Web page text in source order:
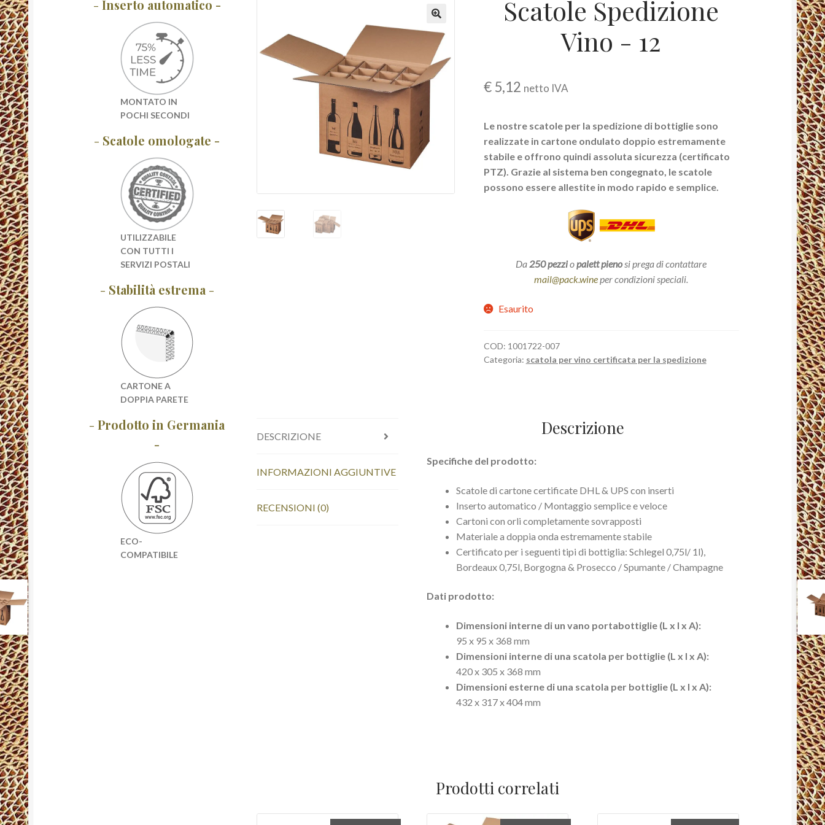
Scatole Spedizione
Vino - 12
€5,12 netto IVA
Le nostre scatole per la spedizione di bottiglie sono
realizzate in cartone ondulato doppio estremamente
stabile e offrono quindi assoluta sicurezza (certificato
PTZ). Grazie al sistema ben congegnato, le scatole
possono essere allestite in modo rapido e semplice.
Da250 pezziopalett pienosi prega di contattare
mail@pack.wineper condizioni speciali.
Esaurito
COD: 1001722-007
Categoria: scatola per vino certificata per la spedizione
DESCRIZIONE
INFORMAZIONI AGGIUNTIVE
RECENSIONI (0)
Descrizione
Specifiche del prodotto:
Scatole di cartone certificate DHL & UPS con inserti
Inserto automatico / Montaggio semplice e veloce
Cartoni con orli completamente sovrapposti
Materiale a doppia onda estremamente stabile
Certificato per i seguenti tipi di bottiglia: Schlegel 0,75l/ 1l),
Bordeaux 0,75l, Borgogna & Prosecco / Spumante / Champagne
Dati prodotto:
Dimensioni interne di un vano portabottiglie (L x l x A):
95 x 95 x 368 mm
Dimensioni interne di una scatola per bottiglie (L x l x A):
420 x 305 x 368 mm
Dimensioni esterne di una scatola per bottiglie (L x l x A):
432 x 317 x 404 mm
Prodotti correlati
- Inserto automatico -
MONTATO IN
POCHI SECONDI
- Scatole omologate -
UTILIZZABILE
CON TUTTI I
SERVIZI POSTALI
- Stabilità estrema -
CARTONE A
DOPPIA PARETE
-Prodotto in Germania
-
ECO-
COMPATIBILE